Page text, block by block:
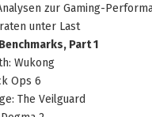
zur Gaming-
unter Last
Part 1
Wukong
Ops 6
The Veilguard